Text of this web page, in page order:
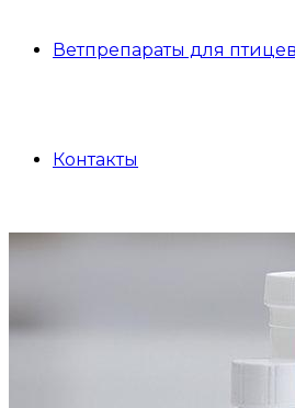
Ветпрепараты для
Контакты